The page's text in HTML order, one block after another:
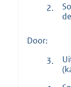
2.
Door:
3.